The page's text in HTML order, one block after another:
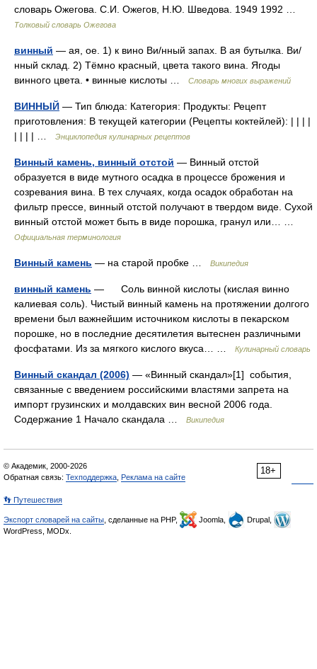
словарь Ожегова. С.И. Ожегов, Н.Ю. Шведова. 1949 1992 …
Толковый словарь Ожегова
винный — ая, ое. 1) к вино Ви/нный запах. В ая бутылка. Ви/
нный склад. 2) Тёмно красный, цвета такого вина. Ягоды
винного цвета. • винные кислоты …
Словарь многих выражений
ВИННЫЙ — Тип блюда: Категория: Продукты: Рецепт
приготовления: В текущей категории (Рецепты коктейлей): | | | |
| | | | …
Энциклопедия кулинарных рецептов
Винный камень, винный отстой — Винный отстой
образуется в виде мутного осадка в процессе брожения и
созревания вина. В тех случаях, когда осадок обработан на
фильтр прессе, винный отстой получают в твердом виде. Сухой
винный отстой может быть в виде порошка, гранул или… …
Официальная терминология
Винный камень — на старой пробке … Википедия
винный камень — Соль винной кислоты (кислая винно
калиевая соль). Чистый винный камень на протяжении долгого
времени был важнейшим источником кислоты в пекарском
порошке, но в последние десятилетия вытеснен различными
фосфатами. Из за мягкого кислого вкуса… …
Кулинарный словарь
Винный скандал (2006) — «Винный скандал»[1] события,
связанные с введением российскими властями запрета на
импорт грузинских и молдавских вин весной 2006 года.
Содержание 1 Начало скандала …
Википедия
18+
© Академик, 2000-2026
Обратная связь: Техподдержка Реклама на сайте
👣 Путешествия
Экспорт словарей на сайты , сделанные на PHP, Joomla,
Drupal,
WordPress, MODx.